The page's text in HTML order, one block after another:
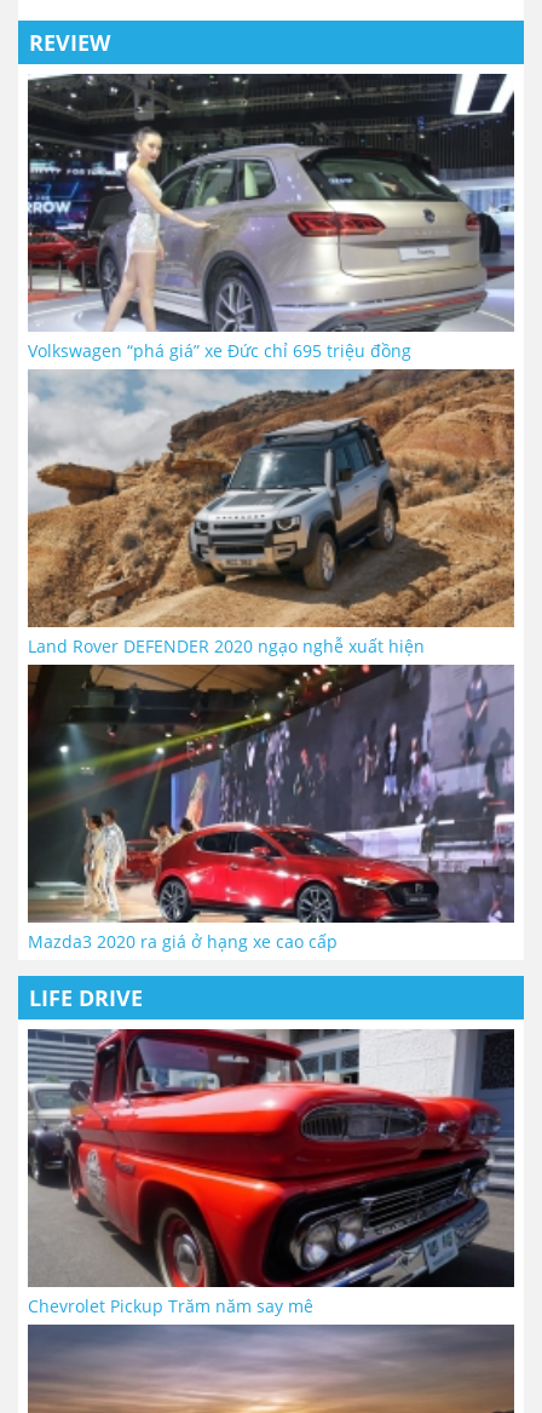
REVIEW
Volkswagen “phá giá” xe Đức chỉ 695 triệu đồng
Land Rover DEFENDER 2020 ngạo nghễ xuất hiện
Mazda3 2020 ra giá ở hạng xe cao cấp
LIFE DRIVE
Chevrolet Pickup Trăm năm say mê